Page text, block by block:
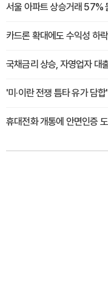
서울 아파트 상승거래 57%
카드론 확대에도 수익성 하
국채금리 상승, 자영업자 대
'미·이란 전쟁 틈타 유가 담
휴대전화 개통에 안면인증